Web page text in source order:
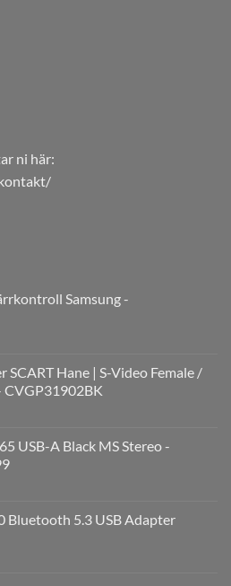
ni här:
Samsung -
SCART Hane | S-Video Female /
CVGP31902BK
USB-A Black MS Stereo -
Bluetooth 5.3 USB Adapter